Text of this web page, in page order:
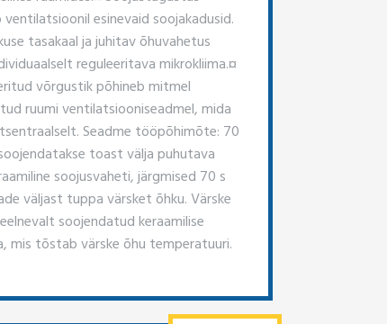
esinevaid soojakadusid.
tasakaal ja juhitav õhuvahetus
reguleeritava mikrokliima. ​¤
võrgustik põhineb mitmel
ruumi ventilatsiooniseadmel, mida
Seadme tööpõhimõte: 70
toast välja puhutava
soojusvaheti, järgmised 70 s
väljast tuppa värsket õhku. Värske
soojendatud keraamilise
mis tõstab värske õhu temperatuuri.